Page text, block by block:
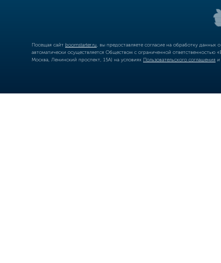
Посещая сайт boomstarter.ru , вы предоставляете согласие на обработку
автоматически осуществляется Обществом с ограниченной
Москва, Ленинский проспект, 15А) на условиях Пользовательского соглашения и